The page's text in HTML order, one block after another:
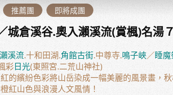
推薦團 即將成團
城倉溪谷.奧入瀨溪流(賞楓)名湯
溪流.十和田湖.角館古街.中尊寺.鳴子峽／睡魔
彩日光(東照宮.二荒山神社)
的繽紛色彩將山岳染成一幅美麗的風景畫，
紅山色與浪漫人文風情！